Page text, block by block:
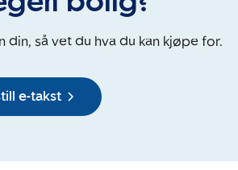
din, så vet du hva du kan kjøpe for.
e-takst